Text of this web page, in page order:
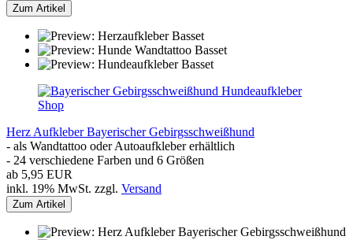
Zum Artikel
Herz Aufkleber Bayerischer Gebirgsschweißhund
- als Wandtattoo oder Autoaufkleber erhältlich
- 24 verschiedene Farben und 6 Größen
ab 5,95 EUR
inkl. 19% MwSt. zzgl. Versand
Zum Artikel